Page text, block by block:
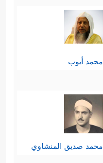
محمد أيوب
محمد صديق المنشاوي